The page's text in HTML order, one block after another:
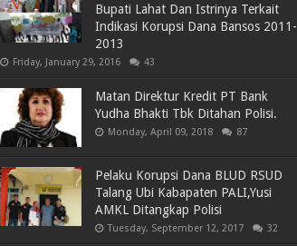
Bupati Lahat Dan Istrinya Terkait
Indikasi Korupsi Dana Bansos 2011-
2013
Friday, January 29, 2016 43
Matan Direktur Kredit PT Bank
Yudha Bhakti Tbk Ditahan Polisi.
Monday, April 09, 2018 87
Pelaku Korupsi Dana BLUD RSUD
Talang Ubi Kabapaten PALI,Yusi
AMKL Ditangkap Polisi
Tuesday, September 12, 2017 32